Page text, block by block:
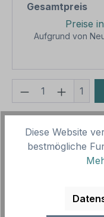
Gesamtpreis
Preise
Aufgrund von
Produkt 1
Vorlagenummer:
Betriebsschild -
Diese Website
bestmögliche